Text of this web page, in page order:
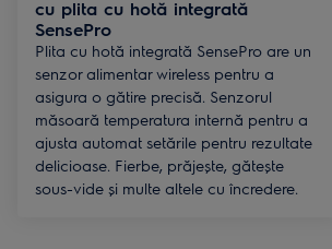
cu plita cu hotă integrată
SensePro
Plita cu hotă integrată SensePro are un
senzor alimentar wireless pentru a
asigura o gătire precisă. Senzorul
măsoară temperatura internă pentru a
ajusta automat setările pentru rezultate
delicioase. Fierbe, prăjește, gătește
sous-vide și multe altele cu încredere.